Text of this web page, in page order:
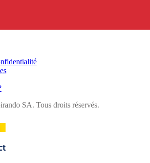
SA. Tous droits réservés.